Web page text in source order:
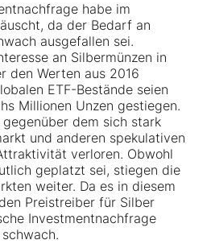
habe im
da der Bedarf an
ausgefallen sei.
an Silbermünzen in
den Werten aus 2016
ETF-Bestände seien
Millionen Unzen gestiegen.
dem sich stark
und anderen spekulativen
verloren. Obwohl
geplatzt sei, stiegen die
weiter. Da es in diesem
Preistreiber für Silber
Investmentnachfrage